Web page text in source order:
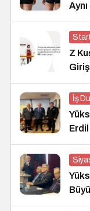
Z
İş
Erdil